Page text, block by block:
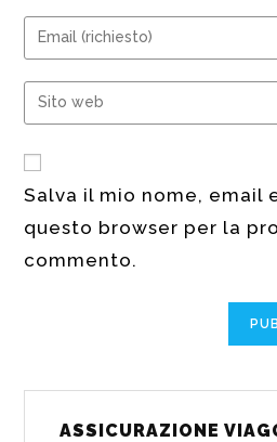
tuo
nome
nome
utente
per
Inserisci
il
tuo
indirizzo
commentare
Inserisci
l'URL
sito
web
(facoltativo)
Salva il mio nome, email
questo browser per la
commento.
ASSICURAZIONE